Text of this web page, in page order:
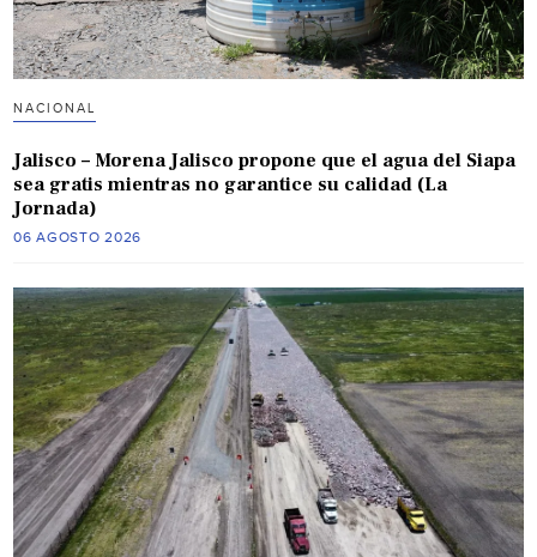
NACIONAL
Jalisco – Morena Jalisco propone que el agua del Siapa
sea gratis mientras no garantice su calidad (La
Jornada)
06 AGOSTO 2026